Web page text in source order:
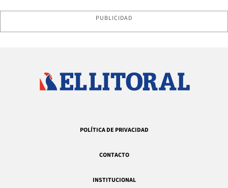
PUBLICIDAD
POLÍTICA DE PRIVACIDAD
CONTACTO
INSTITUCIONAL